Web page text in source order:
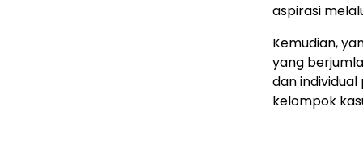
aspirasi
Kemudian,
yang
dan
kelompok